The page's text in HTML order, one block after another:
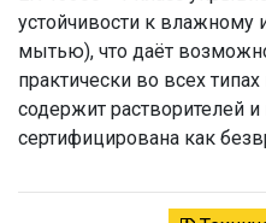
устойчивости к влажному
мытью), что даёт
практически во всех
содержит растворителей
сертифицирована как